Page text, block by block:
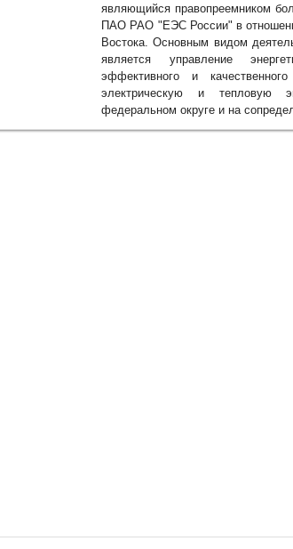
являющийся правопреемником
ПАО РАО "ЕЭС России" в
Востока. Основным видом
является управление
эффективного и
электрическую и тепловую
федеральном округе и на